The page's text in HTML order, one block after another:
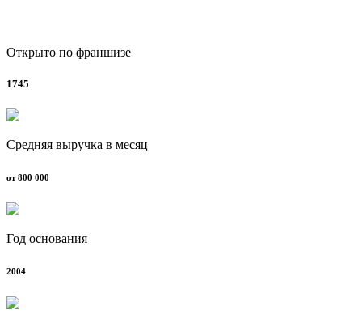
Открыто по франшизе
1745
Средняя выручка в месяц
от 800 000
Год основания
2004